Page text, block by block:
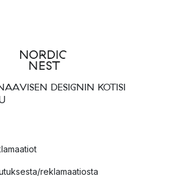
DESIGNIN KOTISI
reklamaatiosta